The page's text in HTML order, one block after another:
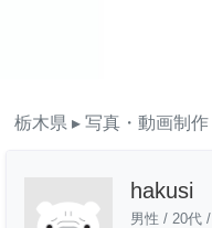
栃木県 ▸ 写真・動画制作
hakusi
男性 / 20代 /